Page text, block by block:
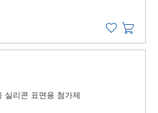
실리콘 표면용 첨가제